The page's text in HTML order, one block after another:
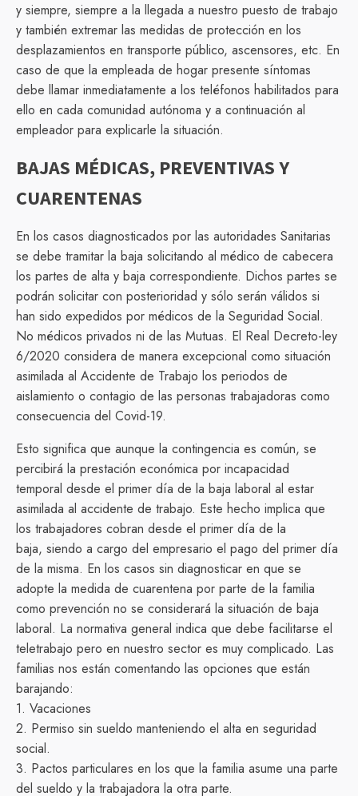
y siempre, siempre a la llegada a nuestro puesto de trabajo
y también extremar las medidas de protección en los
desplazamientos en transporte público, ascensores, etc. En
caso de que la empleada de hogar presente síntomas
debe llamar inmediatamente a los teléfonos habilitados para
ello en cada comunidad autónoma y a continuación al
empleador para explicarle la situación.
BAJAS MÉDICAS, PREVENTIVAS Y
CUARENTENAS
En los casos diagnosticados por las autoridades Sanitarias
se debe tramitar la baja solicitando al médico de cabecera
los partes de alta y baja correspondiente. Dichos partes se
podrán solicitar con posterioridad y sólo serán válidos si
han sido expedidos por médicos de la Seguridad Social.
No médicos privados ni de las Mutuas. El Real Decreto-ley
6/2020 considera de manera excepcional como situación
asimilada al Accidente de Trabajo los periodos de
aislamiento o contagio de las personas trabajadoras como
consecuencia del Covid-19.
Esto significa que aunque la contingencia es común, se
percibirá la prestación económica por incapacidad
temporal desde el primer día de la baja laboral al estar
asimilada al accidente de trabajo. Este hecho implica que
los trabajadores cobran desde el primer día de la
baja, siendo a cargo del empresario el pago del primer día
de la misma. En los casos sin diagnosticar en que se
adopte la medida de cuarentena por parte de la familia
como prevención no se considerará la situación de baja
laboral. La normativa general indica que debe facilitarse el
teletrabajo pero en nuestro sector es muy complicado. Las
familias nos están comentando las opciones que están
barajando:
1. Vacaciones
2. Permiso sin sueldo manteniendo el alta en seguridad
social.
3. Pactos particulares en los que la familia asume una parte
del sueldo y la trabajadora la otra parte.